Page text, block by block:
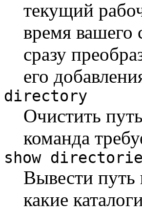
текущий
время вашего
сразу
его
directory
Очистить
команда
show
Вывести путь
какие